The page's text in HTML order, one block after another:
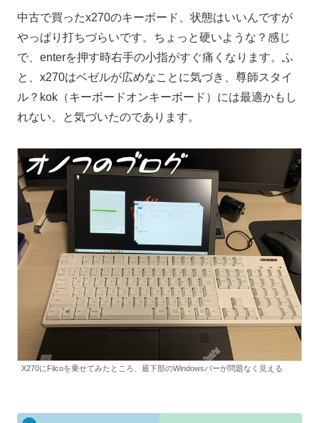
中古で買ったx270のキーボード、状態はいいんですが
やっぱり打ちづらいです。ちょっと硬いような？感じ
で、enterを押す時右手の小指がすぐ痛くなります。ふ
と、x270はベゼルが広めなことに気づき、尊師スタイ
ル？kok（キーボードオンキーボード）には最適かもし
れない、と気づいたのであります。
X270にFilcoを乗せてみたところ、最下部のWindowsバーが問題なく見える